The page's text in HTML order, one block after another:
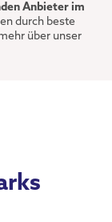
Anbieter im
durch beste
über unser